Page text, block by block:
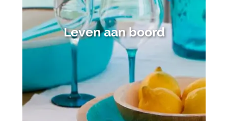
Leven aan boord